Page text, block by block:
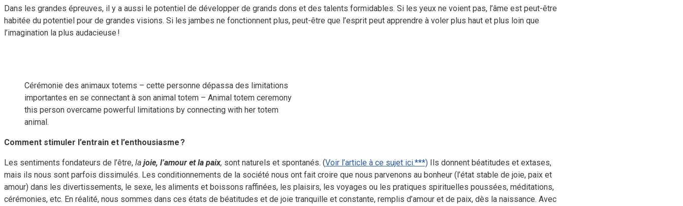
Dans les grandes épreuves, il y a aussi le potentiel de développer de grands dons et des talents formidables. Si les yeux ne voient pas, l’âme est peut-être
habitée du potentiel pour de grandes visions. Si les jambes ne fonctionnent plus, peut-être que l’esprit peut apprendre à voler plus haut et plus loin que
l’imagination la plus audacieuse !
Cérémonie des animaux totems – cette personne dépassa des limitations
importantes en se connectant à son animal totem – Animal totem ceremony
this person overcame powerful limitations by connecting with her totem
animal.
Comment stimuler l’entrain et l’enthousiasme ?
Les sentiments fondateurs de l’être, la joie, l’amour et la paix, sont naturels et spontanés. (Voir l’article à ce sujet ici.***) Ils donnent béatitudes et extases,
mais ils nous sont parfois dissimulés. Les conditionnements de la société nous ont fait croire que nous parvenons au bonheur (l’état stable de joie, paix et
amour) dans les divertissements, le sexe, les aliments et boissons raffinées, les plaisirs, les voyages ou les pratiques spirituelles poussées, méditations,
cérémonies, etc. En réalité, nous sommes dans ces états de béatitudes et de joie tranquille et constante, remplis d’amour et de paix, dès la naissance. Avec